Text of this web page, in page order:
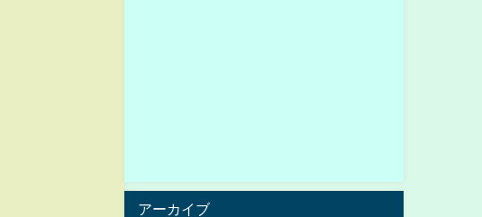
アーカイブ